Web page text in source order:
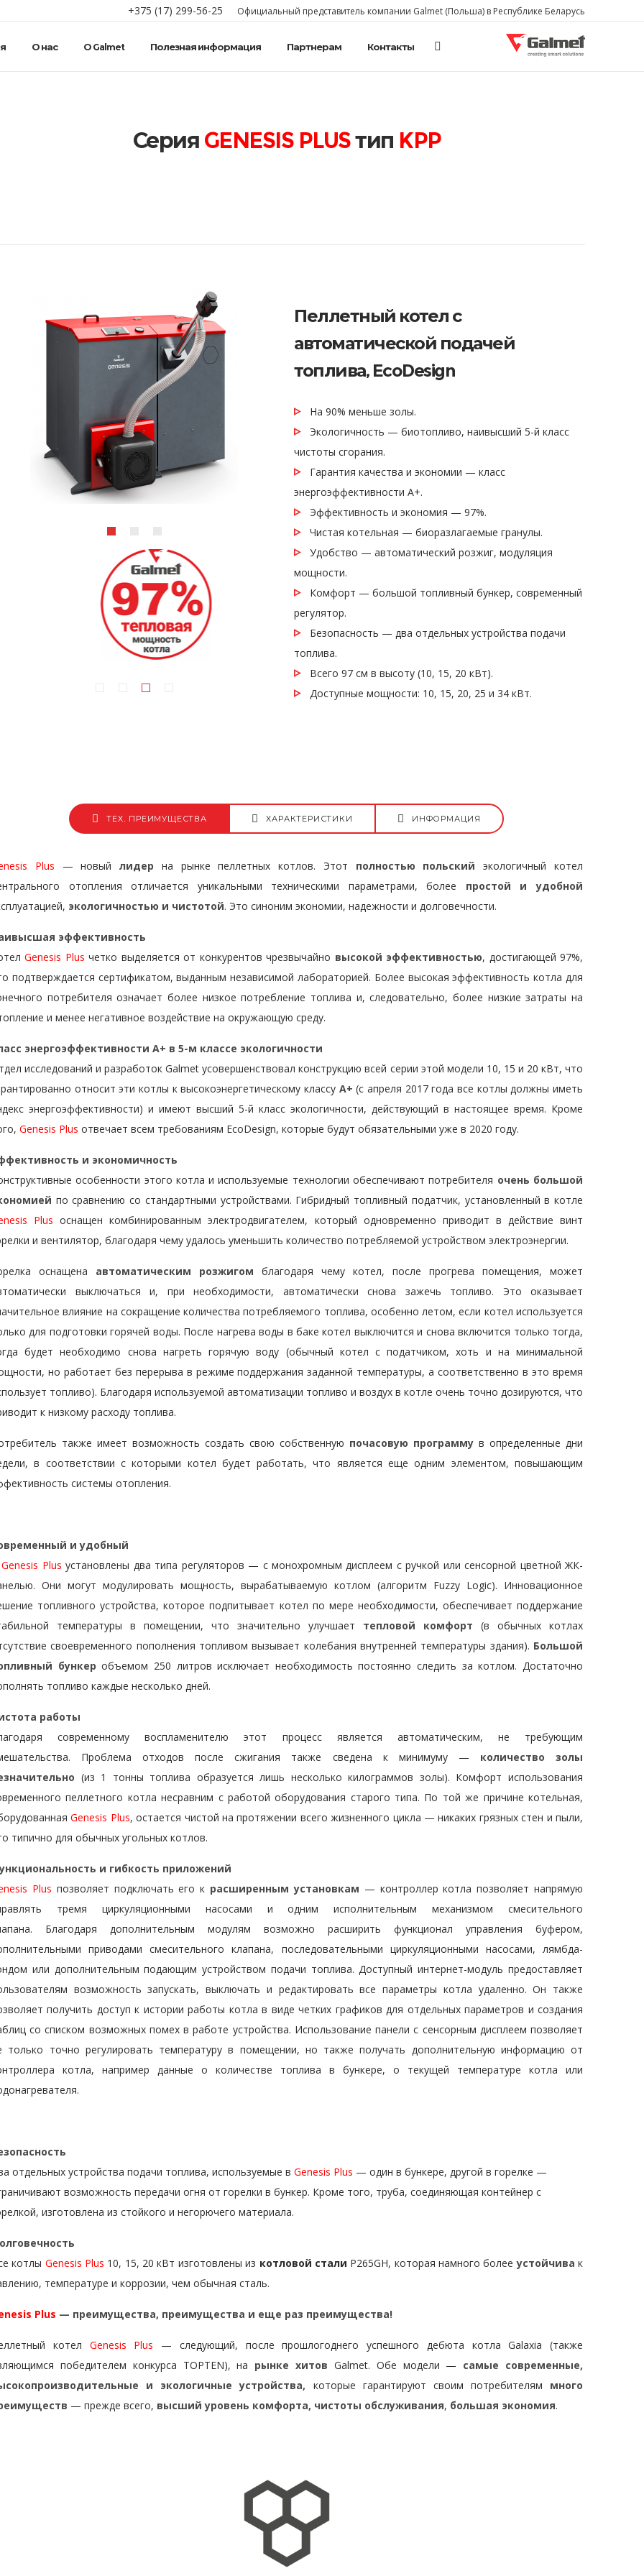
+375 (17) 299-56-25 Официальный представитель компании Galmet (Польша) в Республике Беларусь
GALMET
О нас О Galmet Полезная информация Партнерам Контакты
Серия GENESIS PLUSтип KPP
Пеллетный котел с
автоматической подачей
топлива, EcoDesign
На 90% меньше золы.
Экологичность — биотопливо, наивысший 5-й класс
чистоты сгорания.
Гарантия качества и экономии — класс
энергоэффективности A+.
Эффективность и экономия — 97%.
Чистая котельная — биоразлагаемые гранулы.
Удобство — автоматический розжиг, модуляция
мощности.
Комфорт — большой топливный бункер, современный
регулятор.
Безопасность — два отдельных устройства подачи
топлива.
Всего 97 см в высоту (10, 15, 20 кВт).
Доступные мощности: 10, 15, 20, 25 и 34 кВт.
ТЕХ. ПРЕИМУЩЕСТВА ХАРАКТЕРИСТИКИ ИНФОРМАЦИЯ
Plus — новыйлидер на рынке пеллетных котлов. Этот полностью польский экологичный котел
отопления отличается уникальными техническими параметрами, более простой и удобной
экологичностью и чистотой. Это синоним экономии, надежности и долговечности.
эффективность
Genesis Plus четко выделяется от конкурентов чрезвычайно высокой эффективностью, достигающей 97%,
подтверждается сертификатом, выданным независимой лабораторией. Более высокая эффективность котла для
потребителя означает более низкое потребление топлива и, следовательно, более низкие затраты на
и менее негативное воздействие на окружающую среду.
энергоэффективности A+ в 5-м классе экологичности
исследований и разработок Galmet усовершенствовал конструкцию всей серии этой модели 10, 15 и 20 кВт, что
относит эти котлы к высокоэнергетическому классу A+ (с апреля 2017 года все котлы должны иметь
энергоэффективности) и имеют высший 5-й класс экологичности, действующий в настоящее время. Кроме
Genesis Plus отвечает всем требованиям EcoDesign, которые будут обязательными уже в 2020 году.
и экономичность
особенности этого котла и используемые технологии обеспечивают потребителя очень большой
по сравнению со стандартными устройствами. Гибридный топливный податчик, установленный в котле
Plus оснащен комбинированным электродвигателем, который одновременно приводит в действие винт
и вентилятор, благодаря чему удалось уменьшить количество потребляемой устройством электроэнергии.
оснащена автоматическим розжигом благодаря чему котел, после прогрева помещения, может
выключаться и, при необходимости, автоматически снова зажечь топливо. Это оказывает
влияние на сокращение количества потребляемого топлива, особенно летом, если котел используется
для подготовки горячей воды. После нагрева воды в баке котел выключится и снова включится только тогда,
будет необходимо снова нагреть горячую воду (обычный котел с податчиком, хоть и на минимальной
но работает без перерыва в режиме поддержания заданной температуры, а соответственно в это время
топливо). Благодаря используемой автоматизации топливо и воздух в котле очень точно дозируются, что
к низкому расходу топлива.
также имеет возможность создать свою собственную почасовую программу в определенные дни
в соответствии с которыми котел будет работать, что является еще одним элементом, повышающим
системы отопления.
и удобный
Genesis Plus установлены два типа регуляторов — с монохромным дисплеем с ручкой или сенсорной цветной ЖК-
Они могут модулировать мощность, вырабатываемую котлом (алгоритм Fuzzy Logic). Инновационное
топливного устройства, которое подпитывает котел по мере необходимости, обеспечивает поддержание
температуры в помещении, что значительно улучшает тепловой комфорт (в обычных котлах
своевременного пополнения топливом вызывает колебания внутренней температуры здания). Большой
бункеробъемом 250 литров исключает необходимость постоянно следить за котлом. Достаточно
топливо каждые несколько дней.
работы
современному воспламенителю этот процесс является автоматическим, не требующим
Проблема отходов после сжигания также сведена к минимуму — количество золы
(из 1 тонны топлива образуется лишь несколько килограммов золы). Комфорт использования
пеллетного котла несравним с работой оборудования старого типа. По той же причине котельная,
Genesis Plus, остается чистой на протяжении всего жизненного цикла — никаких грязных стен и пыли,
типично для обычных угольных котлов.
и гибкость приложений
Plus позволяет подключать его к расширенным установкам — контроллер котла позволяет напрямую
тремя циркуляционными насосами и одним исполнительным механизмом смесительного
Благодаря дополнительным модулям возможно расширить функционал управления буфером,
приводами смесительного клапана, последовательными циркуляционными насосами, лямбда-
или дополнительным подающим устройством подачи топлива. Доступный интернет-модуль предоставляет
возможность запускать, выключать и редактировать все параметры котла удаленно. Он также
получить доступ к истории работы котла в виде четких графиков для отдельных параметров и создания
со списком возможных помех в работе устройства. Использование панели с сенсорным дисплеем позволяет
только точно регулировать температуру в помещении, но также получать дополнительную информацию от
котла, например данные о количестве топлива в бункере, о текущей температуре котла или
отдельных устройства подачи топлива, используемые в Genesis Plus — один в бункере, другой в горелке —
возможность передачи огня от горелки в бункер. Кроме того, труба, соединяющая контейнер с
изготовлена ​​из стойкого и негорючего материала.
котлы Genesis Plus 10, 15, 20 кВт изготовлены из котловой стали P265GH, которая намного болееустойчива к
температуре и коррозии, чем обычная сталь.
Plus — преимущества, преимущества и еще раз преимущества!
котел Genesis Plus — следующий, после прошлогоднего успешного дебюта котла Galaxia (также
победителем конкурса TOPTEN), на рынке хитов Galmet. Обе модели — самые современные,
и экологичные устройства, которые гарантируют своим потребителям много
— прежде всего, высший уровень комфорта, чистоты обслуживания, большая экономия.